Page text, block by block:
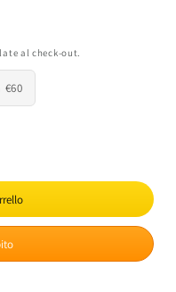
al check-out.